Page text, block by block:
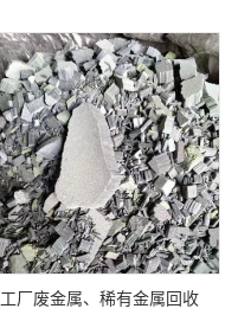
工厂废金属、稀有金属回收